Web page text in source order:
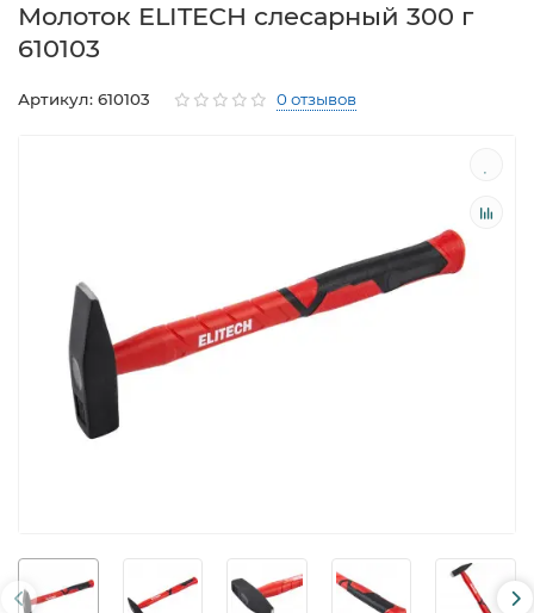
Молоток ELITECH слесарный 300 г
610103
Артикул: 610103 0 отзывов